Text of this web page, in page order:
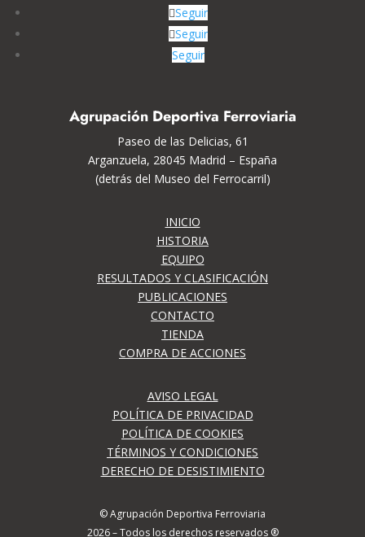
Seguir
Seguir
Seguir
Agrupación Deportiva Ferroviaria
Paseo de las Delicias, 61
Arganzuela, 28045 Madrid – España
(detrás del Museo del Ferrocarril)
INICIO
HISTORIA
EQUIPO
RESULTADOS Y CLASIFICACIÓN
PUBLICACIONES
CONTACTO
TIENDA
COMPRA DE ACCIONES
AVISO LEGAL
POLÍTICA DE PRIVACIDAD
POLÍTICA DE COOKIES
TÉRMINOS Y CONDICIONES
DERECHO DE DESISTIMIENTO
© Agrupación Deportiva Ferroviaria
2026 – Todos los derechos reservados ®